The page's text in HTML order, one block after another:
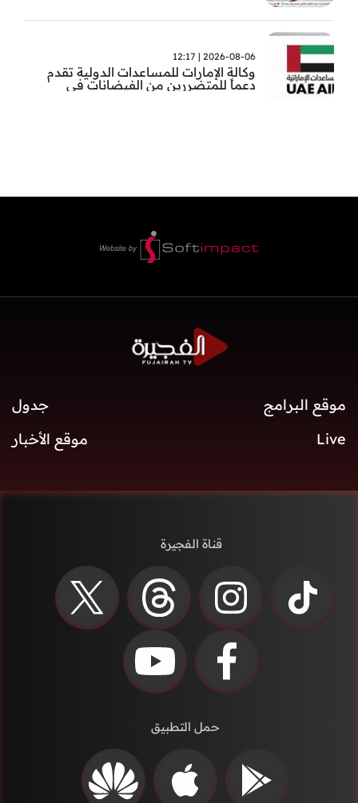
2026-08-06 | 12:17
وكالة الإمارات للمساعدات الدولية تقدم
دعماً للمتضررين من الفيضانات في
موقع البرامج
جدول
Live
موقع الأخبار
قناة الفجيرة
حمل التطبيق